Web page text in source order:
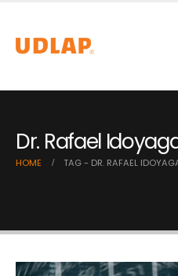
Dr. Rafael
HOME TAG - DR. RAFAEL